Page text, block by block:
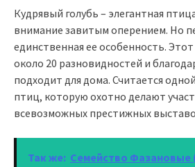
Кудрявый голубь – элегантная
внимание завитым оперением. Но
единственная ее особенность.
около 20 разновидностей и
подходит для дома. Считается
птиц, которую охотно делают
всевозможных престижных
Так же: Семейство Фазановые